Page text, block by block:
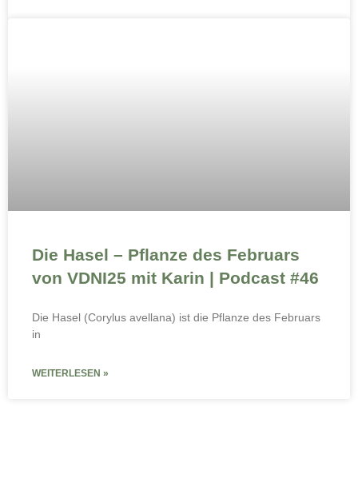
Die Hasel – Pflanze des Februars
von VDNI25 mit Karin | Podcast #46
Die Hasel (Corylus avellana) ist die Pflanze des Februars
in
WEITERLESEN »